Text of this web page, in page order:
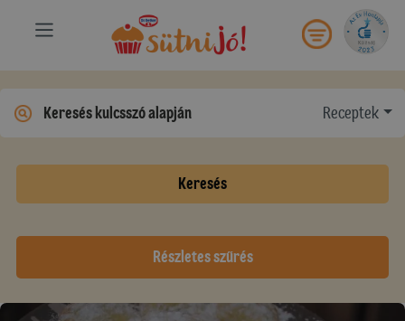
Receptek
Keresés
Részletes szűrés